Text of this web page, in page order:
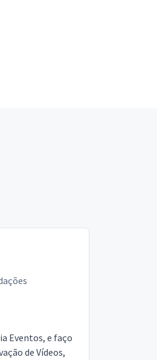
Eventos, e faço
de Vídeos,